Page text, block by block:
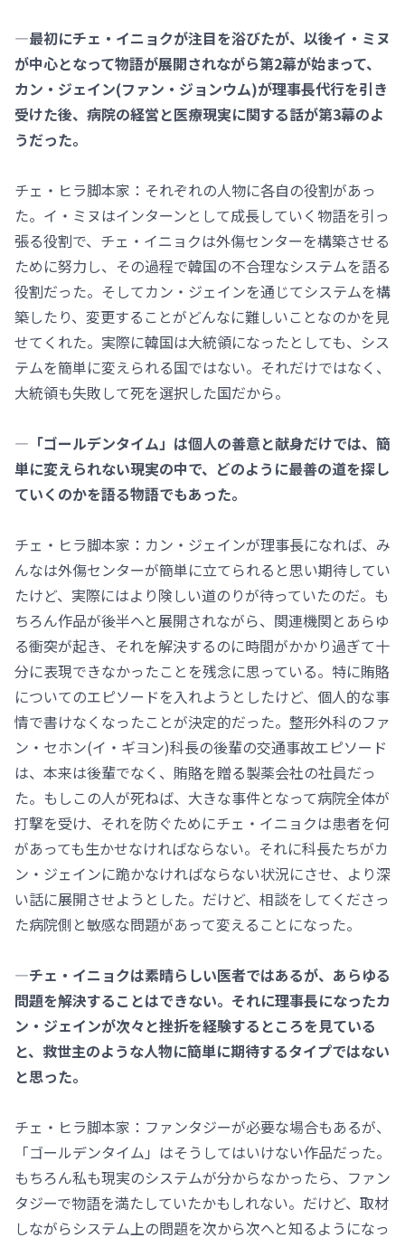
―最初にチェ・イニョクが注目を浴びたが、以後イ・ミヌ
が中心となって物語が展開されながら第2幕が始まって、
カン・ジェイン(ファン・ジョンウム)が理事長代行を引き
受けた後、病院の経営と医療現実に関する話が第3幕のよ
うだった。
チェ・ヒラ脚本家：それぞれの人物に各自の役割があっ
た。イ・ミヌはインターンとして成長していく物語を引っ
張る役割で、チェ・イニョクは外傷センターを構築させる
ために努力し、その過程で韓国の不合理なシステムを語る
役割だった。そしてカン・ジェインを通じてシステムを構
築したり、変更することがどんなに難しいことなのかを見
せてくれた。実際に韓国は大統領になったとしても、シス
テムを簡単に変えられる国ではない。それだけではなく、
大統領も失敗して死を選択した国だから。
―「ゴールデンタイム」は個人の善意と献身だけでは、簡
単に変えられない現実の中で、どのように最善の道を探し
ていくのかを語る物語でもあった。
チェ・ヒラ脚本家：カン・ジェインが理事長になれば、み
んなは外傷センターが簡単に立てられると思い期待してい
たけど、実際にはより険しい道のりが待っていたのだ。も
ちろん作品が後半へと展開されながら、関連機関とあらゆ
る衝突が起き、それを解決するのに時間がかかり過ぎて十
分に表現できなかったことを残念に思っている。特に賄賂
についてのエピソードを入れようとしたけど、個人的な事
情で書けなくなったことが決定的だった。整形外科のファ
ン・セホン(イ・ギヨン)科長の後輩の交通事故エピソード
は、本来は後輩でなく、賄賂を贈る製薬会社の社員だっ
た。もしこの人が死ねば、大きな事件となって病院全体が
打撃を受け、それを防ぐためにチェ・イニョクは患者を何
があっても生かせなければならない。それに科長たちがカ
ン・ジェインに跪かなければならない状況にさせ、より深
い話に展開させようとした。だけど、相談をしてくださっ
た病院側と敏感な問題があって変えることになった。
―チェ・イニョクは素晴らしい医者ではあるが、あらゆる
問題を解決することはできない。それに理事長になったカ
ン・ジェインが次々と挫折を経験するところを見ている
と、救世主のような人物に簡単に期待するタイプではない
と思った。
チェ・ヒラ脚本家：ファンタジーが必要な場合もあるが、
「ゴールデンタイム」はそうしてはいけない作品だった。
もちろん私も現実のシステムが分からなかったら、ファン
タジーで物語を満たしていたかもしれない。だけど、取材
しながらシステム上の問題を次から次へと知るようになっ